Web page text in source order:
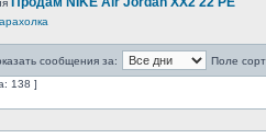
сообщения за:
Поле
138 ]